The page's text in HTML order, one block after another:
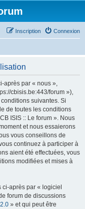
Connexion
Inscription
après par « nous »,
cbisis.be:443/forum »),
suivantes. Si
de toutes les conditions
ISIS :: Le forum ». Nous
et nous essaierons
vous conseillons de
continuez à participer à
aient été effectuées, vous
modifiées et mises à
après par « logiciel
forum de discussions
» et qui peut être